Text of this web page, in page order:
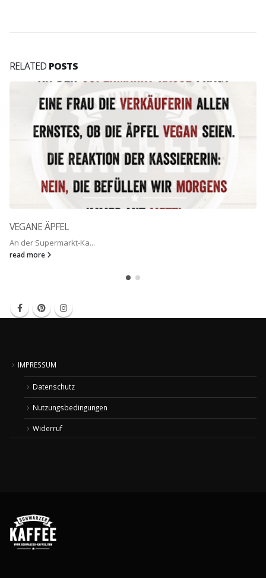
RELATED POSTS
SCHNELLER ALS GEDULD
Dinge, die man noch ...
read more
IMPRESSUM
Datenschutz
Nutzungsbedingungen
Widerruf